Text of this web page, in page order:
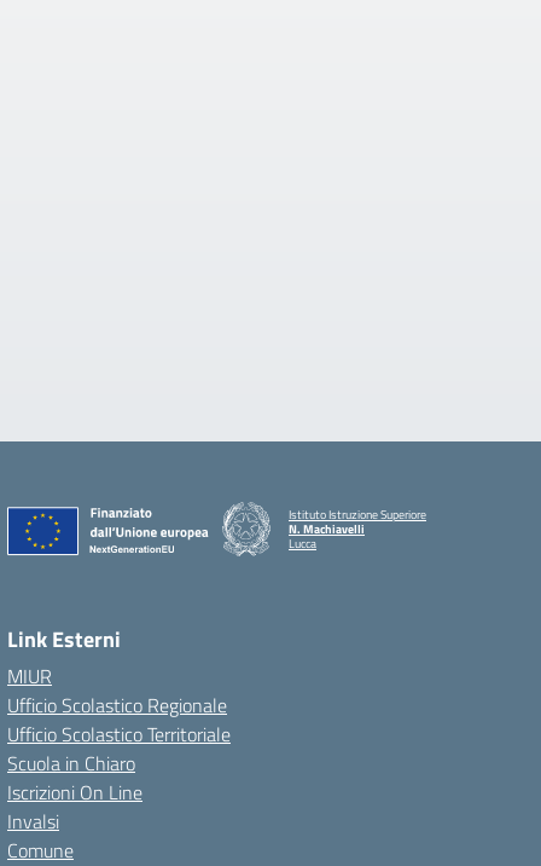
Istituto Istruzione Superiore
N. Machiavelli
Lucca
Link Esterni
MIUR
Ufficio Scolastico Regionale
Ufficio Scolastico Territoriale
Scuola in Chiaro
Iscrizioni On Line
Invalsi
Comune